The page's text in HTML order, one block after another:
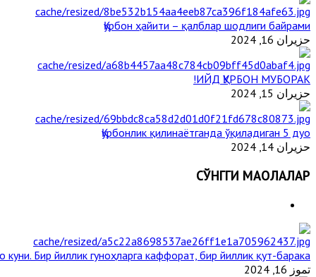
Қурбон ҳайити – қалблар шодлиги байрами
حزيران 16, 2024
ИЙД ҚУРБОН МУБОРАК!
حزيران 15, 2024
Қурбонлик қилинаётганда ўқиладиган 5 дуо
حزيران 14, 2024
СЎНГГИ МАҚОЛАЛАР
Бир йиллик гуноҳларга каффорат, бир йиллик қут-барака
تموز 16, 2024